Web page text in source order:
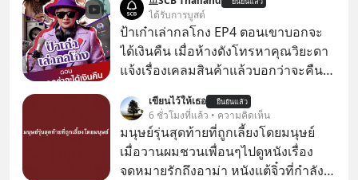
ได้รับการบูสต์
ป้าเก๋าเล่ากลโกง EP4 ตอนเขาบอกจะ
ได้เงินคืน เมื่อห้างดังโทรหาคุณวิยะดา
แจ้งเรื่องเคลมสินค้าแล้วบอกว่าจะคืน
เรื่องจ้อจี้ หาคำตอบได้ที่ “ป้าเก๋าเล่ากล
โกง” EP4 ตอน “เขาบอกว่าจะได้เงิน
คืน” #ป้าเก๋าเล่ากลโกง #แก้เกมกลโกง
#อยู่อย่างยั่งยืน #Cybersecurity #เตือน
เขียนไว้ให้เธอ ยืนยันแล้ว
6 ชั่วโมงที่แล้ว • ความคิดเห็น
มนุษย์รุ่นสุดท้ายที่ถูกเลี้ยงโดยมนุษย์
เมื่อวานผมชวนเพื่อนๆไปดูหนังเรื่อง
จดหมายรักถึงอาม่า หนังแต้จิ๋วที่กำลัง